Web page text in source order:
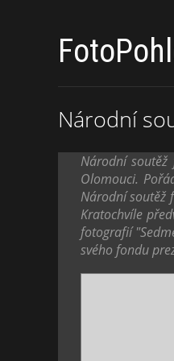
Národní
Národní
Olomouci.
Národní soutěž
Kratochvíle
fotografií
svého fondu